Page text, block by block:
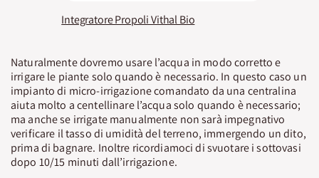
Integratore Propoli Vithal Bio
Naturalmente dovremo usare l’acqua in modo corretto e
irrigare le piante solo quando è necessario. In questo caso un
impianto di micro-irrigazione comandato da una centralina
aiuta molto a centellinare l’acqua solo quando è necessario;
ma anche se irrigate manualmente non sarà impegnativo
verificare il tasso di umidità del terreno, immergendo un dito,
prima di bagnare. Inoltre ricordiamoci di svuotare i sottovasi
dopo 10/15 minuti dall’irrigazione.